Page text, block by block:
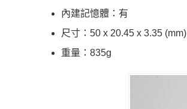
內建記憶體：有
尺寸：50 x 20.45 x 3.35 (mm)
重量：835g